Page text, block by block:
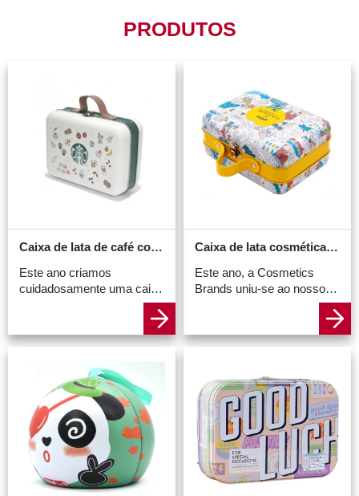
PRODUTOS
Caixa de lata de café com alça
Este ano criamos
cuidadosamente uma caixa
de lata de café com alça de
couro PU para a marca de
café. O tamanho é
folha de flandres de
qualidade alimentar e a
espessura do material é de
0,23 mm.
Caixa de lata cosmética com alça
Este ano, a Cosmetics
Brands uniu-se ao nosso
fabricante profissional de
latas para criar uma caixa
de cosméticos com alça
apenas um recipiente para
coisas bonitas, mas
também uma ode a uma
atitude refinada perante a
vida.